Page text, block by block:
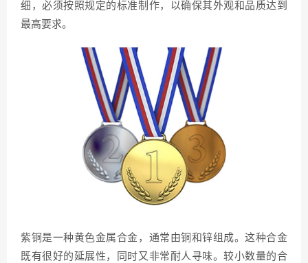
细，必须按照规定的标准制作，以确保其外观和品质达到
最高要求。
紫铜是一种黄色金属合金，通常由铜和锌组成。这种合金
既有很好的延展性，同时又非常耐人寻味。较小数量的合